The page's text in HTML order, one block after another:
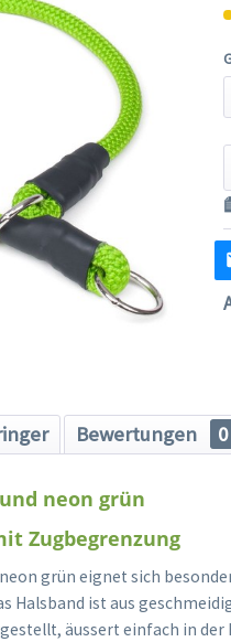
Bewertungen 0
neon grün
Zugbegrenzung
grün eignet sich
Halsband ist aus
äussert einfach in der